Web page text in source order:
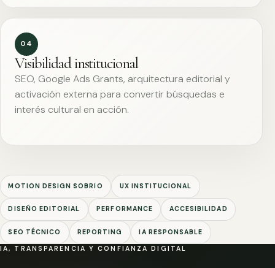
04
Visibilidad institucional
SEO, Google Ads Grants, arquitectura editorial y
activación externa para convertir búsquedas e
interés cultural en acción.
MOTION DESIGN SOBRIO UX INSTITUCIONAL
DISEÑO EDITORIAL PERFORMANCE ACCESIBILIDAD
SEO TÉCNICO REPORTING IA RESPONSABLE
IA, TRANSPARENCIA Y CONFIANZA DIGITAL